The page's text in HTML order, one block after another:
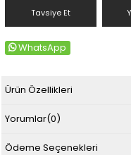
Tavsiye Et
WhatsApp
Ürün Özellikleri
Yorumlar(0)
Ödeme Seçenekleri